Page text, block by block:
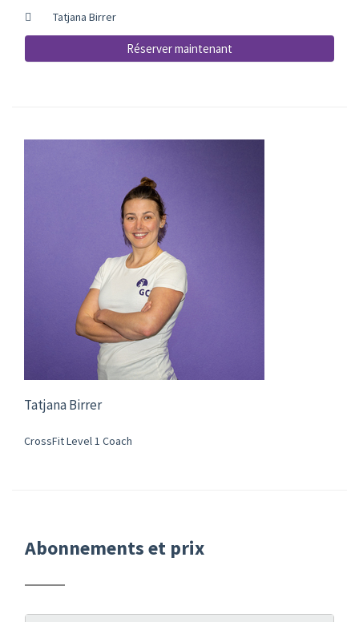
Tatjana Birrer
Réserver maintenant
Tatjana Birrer
CrossFit Level 1 Coach
Abonnements et prix